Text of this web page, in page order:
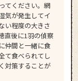
てください。網
気が発生してイ
い程度の大きさ
直後に1羽の偵察
仲間と一緒に食
て食べられてし
対策することが